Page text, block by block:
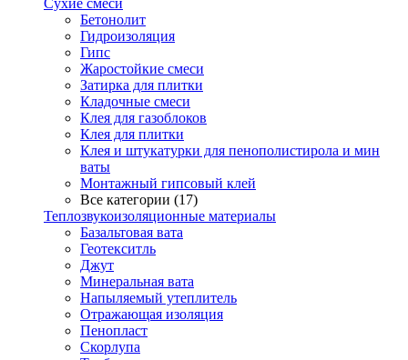
Сухие смеси
Бетонолит
Гидроизоляция
Гипс
Жаростойкие смеси
Затирка для плитки
Кладочные смеси
Клея для газоблоков
Клея для плитки
Клея и штукатурки для пенополистирола и мин
ваты
Монтажный гипсовый клей
Все категории (17)
Теплозвукоизоляционные материалы
Базальтовая вата
Геотекситль
Джут
Минеральная вата
Напыляемый утеплитель
Отражающая изоляция
Пенопласт
Скорлупа